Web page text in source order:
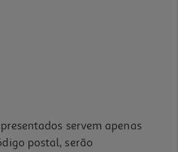
servem apenas
postal, serão